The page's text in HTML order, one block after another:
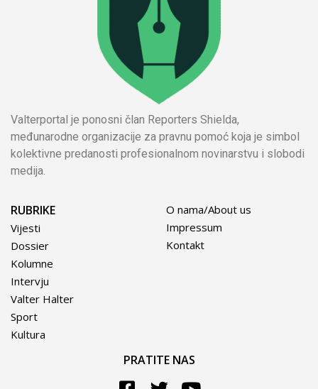
Valterportal je ponosni član Reporters Shielda,
međunarodne organizacije za pravnu pomoć koja je simbol
kolektivne predanosti profesionalnom novinarstvu i slobodi
medija.
RUBRIKE
Vijesti
Dossier
Kolumne
Intervju
Valter Halter
Sport
Kultura
O nama/About us
Impressum
Kontakt
PRATITE NAS